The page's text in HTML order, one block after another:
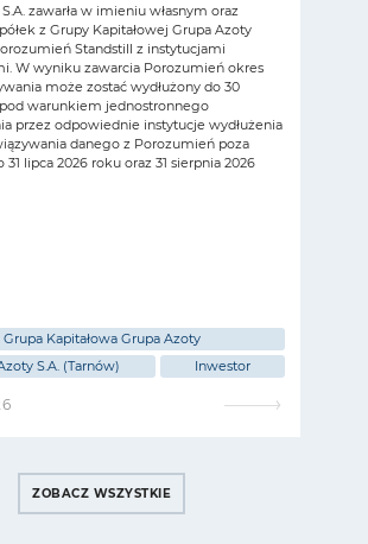
zawarła w imieniu własnym oraz
z Grupy Kapitałowej Grupa Azoty
Standstill z instytucjami
W wyniku zawarcia Porozumień okres
może zostać wydłużony do 30
warunkiem jednostronnego
przez odpowiednie instytucje wydłużenia
danego z Porozumień poza
lipca 2026 roku oraz 31 sierpnia 2026
Grupa Kapitałowa Grupa Azoty
S.A. (Tarnów)
Inwestor
ZOBACZ WSZYSTKIE